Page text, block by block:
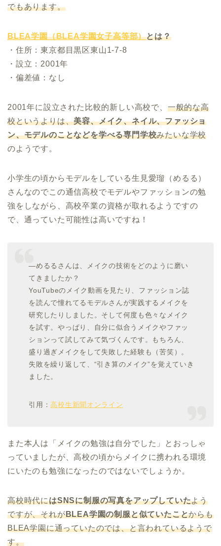
でもあります。
BLEA学園（BLEA学園女子高等部）とは？
・住所：東京都目黒区東山1-7-8
・設立：2001年
・偏差値：なし
2001年に設立された比較的新しい高校で、 一般的な高
校というよりは、美容、メイク、ネイル、ファッショ
ン、モデルのことなどを学べる専門学校みたいな学校
のようです。
小学生の頃からモデルをしている生見愛瑠（めるる）
さんなのでこの通信高校でモデルやファッションの勉
強をしながら、高校卒業の資格が取れるようですの
で、通っていた可能性は高いですね！
―めるるさんは、メイクの技術をどのように磨い
てきましたか？
YouTubeのメイク動画を見たり、ファッション誌
を読んで憧れてるモデルさんが実践するメイクを
研究したりしました。そして何度も色々なメイク
を試す。やっぱり、自分に似合うメイクやファッ
ションって試してみて気づくんです。もちろん、
盛り過ぎメイクをして失敗した経験も（苦笑）。
失敗を繰り返して、“引き算のメイク”を覚えていき
ました。
引用：高校生新聞オンライン
また本人は「メイクの勉強は自分でした」とおっしゃ
っていましたが、高校の頃からメイクに携われる環境
にいたのも勉強になったのではないでしょうか。
高校時代にはSNSに制服の写真をアップしていたよう
ですが、それがBLEA学園の制服と似ていたことからも
BLEA学園に通っていたのでは、と言われているようで
す。